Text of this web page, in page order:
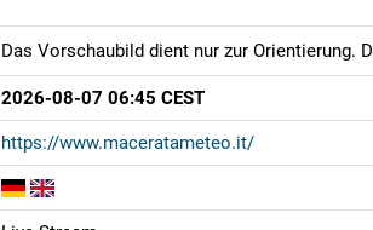
Das Vorschaubild dient nur zur Orientierung.
2026-08-07 06:45 CEST
https://www.maceratameteo.it/